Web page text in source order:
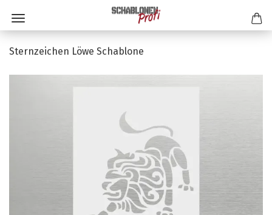
Sternzeichen Löwe Schablone